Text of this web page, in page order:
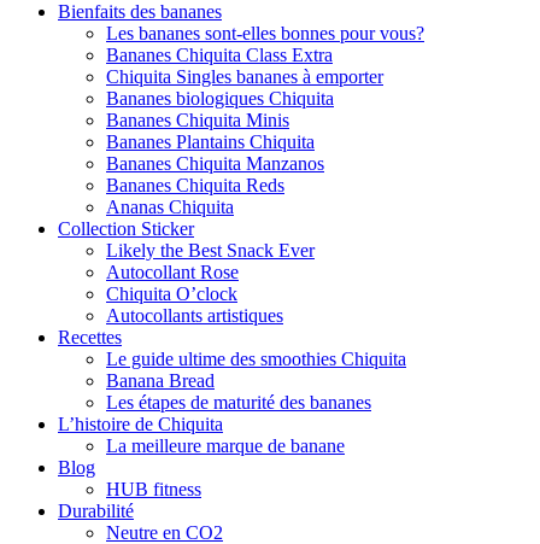
Bienfaits des bananes
Les bananes sont-elles bonnes pour vous?
Bananes Chiquita Class Extra
Chiquita Singles bananes à emporter
Bananes biologiques Chiquita
Bananes Chiquita Minis
Bananes Plantains Chiquita
Bananes Chiquita Manzanos
Bananes Chiquita Reds
Ananas Chiquita
Collection Sticker
Likely the Best Snack Ever
Autocollant Rose
Chiquita O’clock
Autocollants artistiques
Recettes
Le guide ultime des smoothies Chiquita
Banana Bread
Les étapes de maturité des bananes
L’histoire de Chiquita
La meilleure marque de banane
Blog
HUB fitness
Durabilité
Neutre en CO2